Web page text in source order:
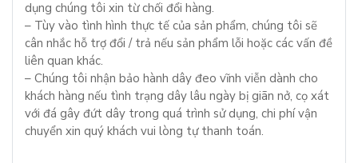
dụng chúng tôi xin từ chối đổi hàng.
– Tùy vào tình hình thực tế của sản phẩm, chúng tôi sẽ
cân nhắc hỗ trợ đổi / trả nếu sản phẩm lỗi hoặc các vấn đề
liên quan khác.
– Chúng tôi nhận bảo hành dây đeo vĩnh viễn dành cho
khách hàng nếu tình trạng dây lâu ngày bị giãn nở, cọ xát
với đá gây đứt dây trong quá trình sử dụng, chi phí vận
chuyển xin quý khách vui lòng tự thanh toán.